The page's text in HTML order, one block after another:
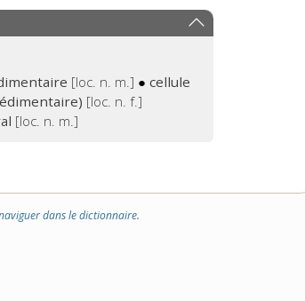
[loc. n. m.] ●cellule
[loc. n. f.]
[loc. n. m.]
dans le dictionnaire.